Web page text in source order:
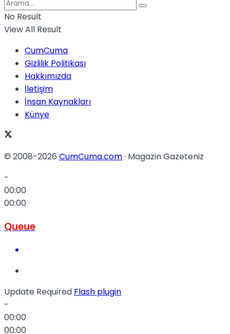
No Result
View All Result
CumCuma
Gizlilik Politikası
Hakkımızda
İletişim
İnsan Kaynakları
Künye
© 2008-2026 CumCuma.com· Magazin Gazeteniz
-
00:00
00:00
Queue
Update Required Flash plugin
-
00:00
00:00